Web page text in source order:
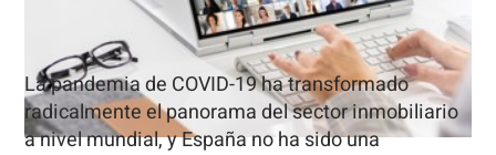
La pandemia de COVID-19 ha transformado
radicalmente el panorama del sector inmobiliario
a nivel mundial, y España no ha sido una